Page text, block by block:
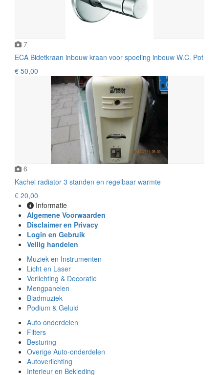
7
ECA Bidetkraan inbouw kraan voor spoeling inbouw W.C. Pot
€ 50,00
6
Kachel radiator 3 standen en regelbaar warmte
€ 20,00
Informatie
Algemene Voorwaarden
Disclaimer en Privacy
Login en Gebruik
Veilig handelen
Muziek en Instrumenten
Licht en Laser
Verlichting & Decoratie
Mengpanelen
Bladmuziek
Podium & Geluid
Auto onderdelen
Filters
Besturing
Overige Auto-onderdelen
Autoverlichting
Interieur en Bekleding